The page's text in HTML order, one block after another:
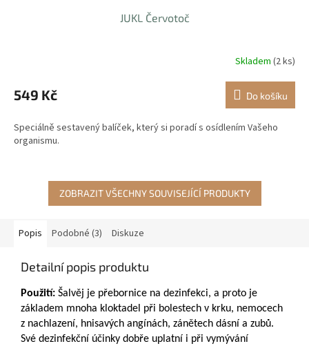
JUKL Červotoč
produktu
je
z
5
Skladem(2 ks)
549 Kč Do košíku
Speciálně sestavený balíček, který si poradí s osídlením Vašeho
organismu.
ZOBRAZIT VŠECHNY SOUVISEJÍCÍ PRODUKTY
Popis Podobné (3) Diskuze
Detailní popis produktu
Použití: Šalvěj je přebornice na dezinfekci, a proto je
základem mnoha kloktadel při bolestech v krku, nemocech
z nachlazení, hnisavých angínách, zánětech dásní a zubů.
Své dezinfekční účinky dobře uplatní i při vymývání